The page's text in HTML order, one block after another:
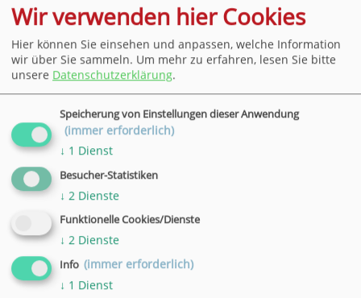
VHS Hauptgeschäftsstelle Göttingen
Bahnhofsallee 7, 37081 Göttingen
Tel. +49 551 4952-0,E-Mail
» weitere Informationen
VHS Geschäftsstelle in Hann. Münden
Wilhelmshäuser Straße 90, 34346 Hann. Münden
Tel. +49 5541 9548360,
» weitere Informationen
VHS Geschäftsstelle in Duderstadt
Wir verwenden hier Cookies
Hier können Sie einsehen und anpassen, welche Information
wir über Sie sammeln. Um mehr zu erfahren, lesen Sie bitte
unsere Datenschutzerklärung.
Speicherung von Einstellungen dieser Anwendung
(immer erforderlich)
↓ 1 Dienst
Besucher-Statistiken
↓ 2 Dienste
Funktionelle Cookies/Dienste
↓ 2 Dienste
Info (immer erforderlich)
↓ 1 Dienst